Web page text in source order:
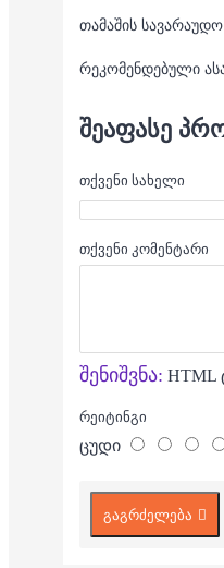
თამაშის
რეკომენდებული
ᲨᲔᲐᲤᲐᲡᲔ
თქვენი სახელი
თქვენი კომენტარი
შენიშვნა: HTML
რეიტინგი
ცუდი
გაგრძელება